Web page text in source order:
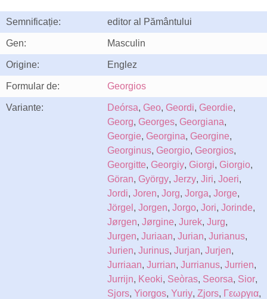
Semnificație: editor al Pământului
Gen: Masculin
Origine: Englez
Formular de: Georgios
Variante: Deórsa, Geo, Geordi, Geordie,
Georg, Georges, Georgiana,
Georgie, Georgina, Georgine,
Georginus, Georgio, Georgios,
Georgitte, Georgiy, Giorgi, Giorgio,
Göran, György, Jerzy, Jiri, Joeri,
Jordi, Joren, Jorg, Jorga, Jorge,
Jörgel , Jorgen, Jorgo, Jori, Jorinde,
Jørgen, Jørgine, Jurek, Jurg,
Jurgen, Juriaan, Jurian, Jurianus,
Jurien, Jurinus, Jurjan, Jurjen,
Jurriaan, Jurrian, Jurrianus, Jurrien,
Jurrijn, Keoki, Seòras, Seorsa, Sior,
Sjors, Yiorgos, Yuriy, Zjors, Γεωργια,